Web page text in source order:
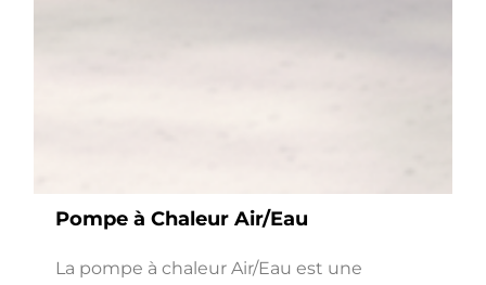
Pompe à Chaleur Air/Eau
La pompe à chaleur Air/Eau est une